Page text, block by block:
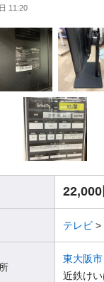
11:20
22,000
テレビ >
東大阪市
近鉄け